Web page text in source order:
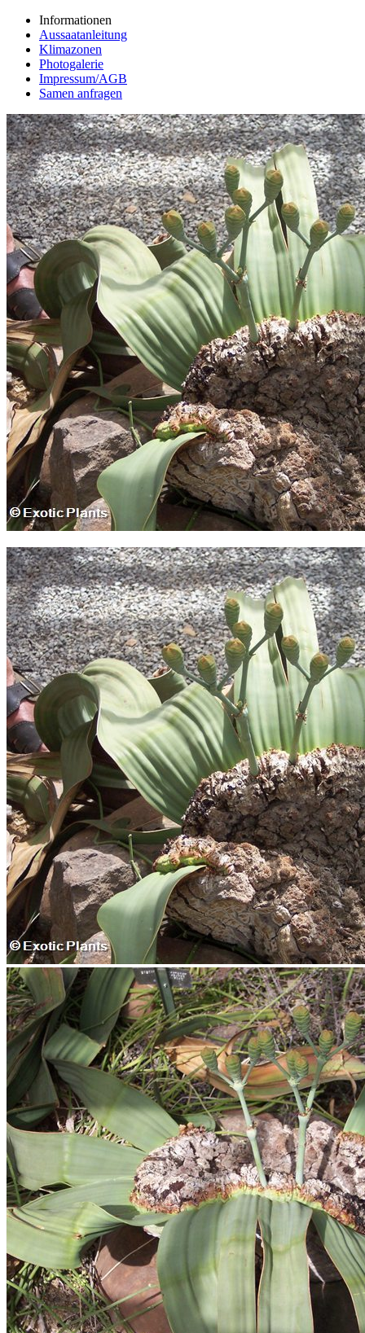
Informationen
Aussaatanleitung
Klimazonen
Photogalerie
Impressum/AGB
Samen anfragen